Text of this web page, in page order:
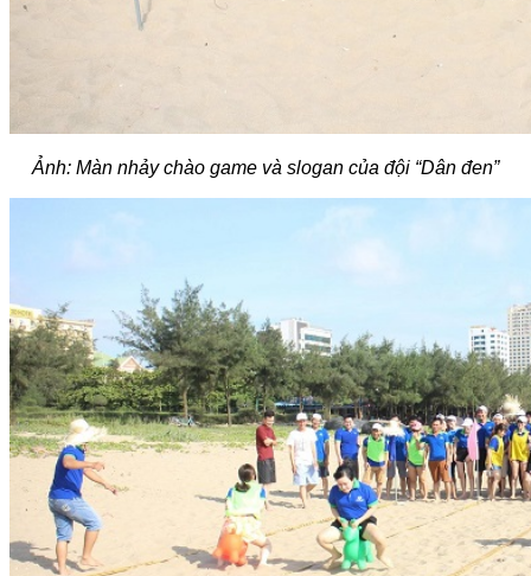
Ảnh: Màn nhảy chào game và slogan của đội “Dân đen”